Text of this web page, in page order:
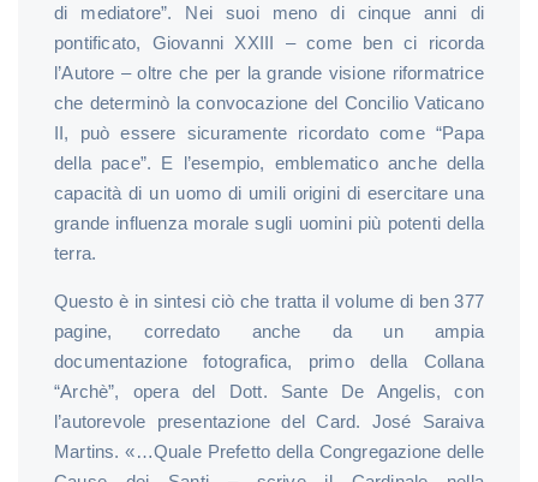
di mediatore”. Nei suoi meno di cinque anni di
pontificato, Giovanni XXIII – come ben ci ricorda
l’Autore – oltre che per la grande visione riformatrice
che determinò la convocazione del Concilio Vaticano
II, può essere sicuramente ricordato come “Papa
della pace”. E l’esempio, emblematico anche della
capacità di un uomo di umili origini di esercitare una
grande influenza morale sugli uomini più potenti della
terra.
Questo è in sintesi ciò che tratta il volume di ben 377
pagine, corredato anche da un ampia
documentazione fotografica, primo della Collana
“Archè”, opera del Dott. Sante De Angelis, con
l’autorevole presentazione del Card. José Saraiva
Martins. «…Quale Prefetto della Congregazione delle